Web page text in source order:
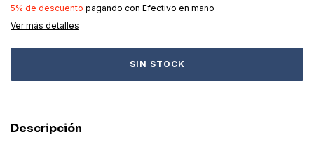
5% de descuento pagando con Efectivo en mano
Ver más detalles
Descripción